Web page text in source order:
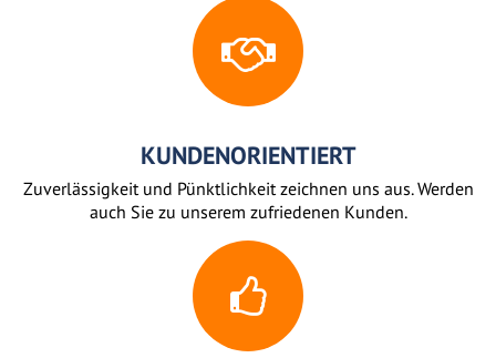
KUNDENORIENTIERT
Zuverlässigkeit und Pünktlichkeit zeichnen uns aus. Werden
auch Sie zu unserem zufriedenen Kunden.